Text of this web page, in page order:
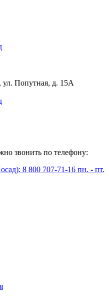
ул. Попутная, д. 15А
звонить по телефону:
8 800 707-71-16 пн. - пт.